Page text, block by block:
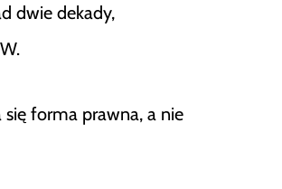
dwie dekady,
się forma prawna, a nie